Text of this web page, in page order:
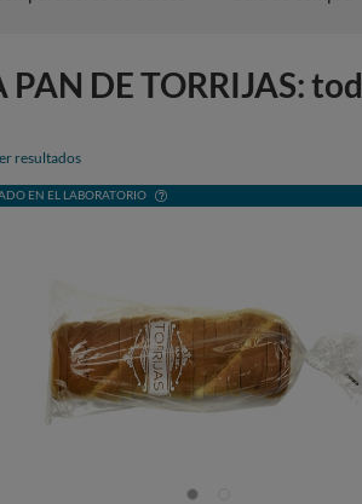
PAN DE TORRIJAS:
resultados
EN EL LABORATORIO